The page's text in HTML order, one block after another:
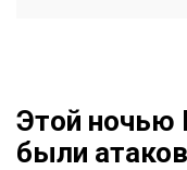
Этой ночью
были